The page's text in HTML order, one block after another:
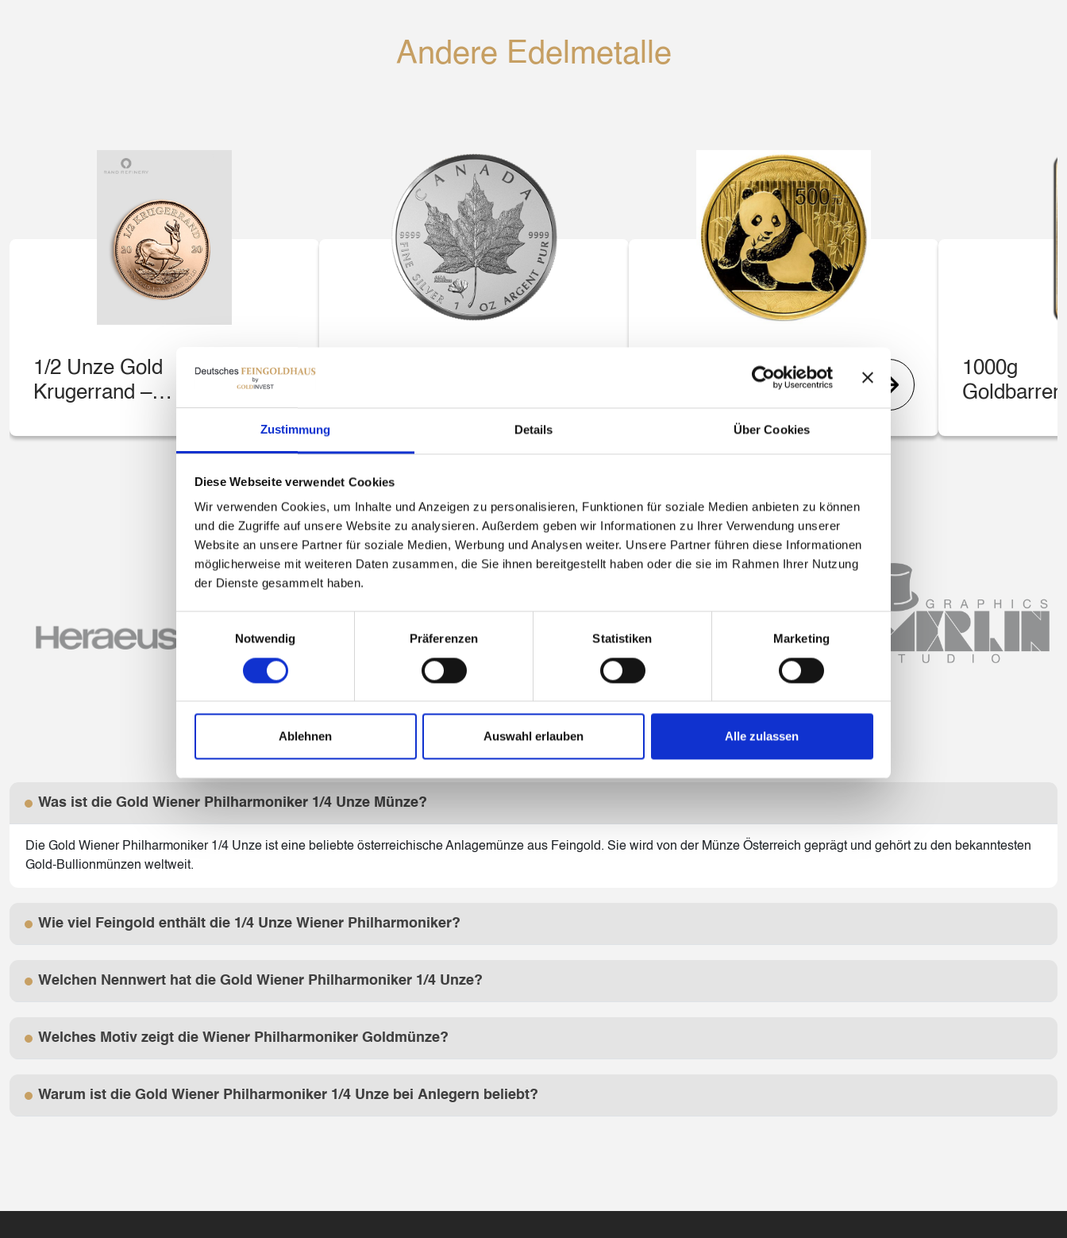
Zustimmung Details Über Cookies
Diese Webseite verwendet Cookies
Wir verwenden Cookies, um Inhalte und Anzeigen zu personalisieren, Funktionen für soziale Medien anbieten zu können
und die Zugriffe auf unsere Website zu analysieren. Außerdem geben wir Informationen zu Ihrer Verwendung unserer
Website an unsere Partner für soziale Medien, Werbung und Analysen weiter. Unsere Partner führen diese Informationen
möglicherweise mit weiteren Daten zusammen, die Sie ihnen bereitgestellt haben oder die sie im Rahmen Ihrer Nutzung
der Dienste gesammelt haben.
Notwendig
Präferenzen Statistiken Marketing
Ablehnen Auswahl erlauben Alle zulassen
Andere Edelmetalle
1/2 Unze Gold
Krugerrand –
Mint
1 Unze Gold
1000g
Goldbarren
Was ist die Gold Wiener Philharmoniker 1/4 Unze Münze?
Die Gold Wiener Philharmoniker 1/4 Unze ist eine beliebte österreichische Anlagemünze aus Feingold. Sie wird von der Münze Österreich geprägt und gehört zu den bekanntesten
Gold-Bullionmünzen weltweit.
Wie viel Feingold enthält die 1/4 Unze Wiener Philharmoniker?
Welchen Nennwert hat die Gold Wiener Philharmoniker 1/4 Unze?
Welches Motiv zeigt die Wiener Philharmoniker Goldmünze?
Warum ist die Gold Wiener Philharmoniker 1/4 Unze bei Anlegern beliebt?